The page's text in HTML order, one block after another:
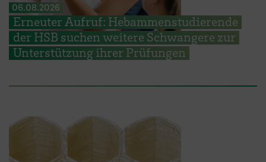
06.08.2026
Erneuter Aufruf: Hebammenstudierende
der HSB suchen weitere Schwangere zur
Unterstützung ihrer Prüfungen